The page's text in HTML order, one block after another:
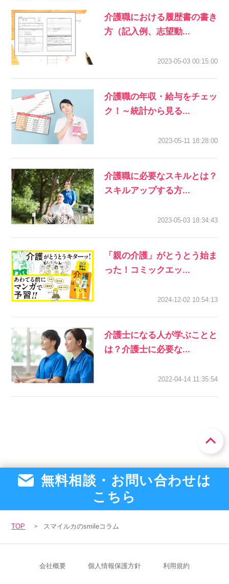
介護職における履歴書の書き
方（記入例、志望動...
2023-05-03 00:15:00
介護職の年収・給与をチェッ
ク！～統計から見る...
2023-05-11 18:28:00
介護職に必要なスキルとは？
スキルアップする方...
2023-05-03 18:34:43
「親の介護」がとうとう始ま
った！コミックエッ...
2024-12-02 10:54:13
介護士になる人が学ぶことと
は？介護士に必要な...
2022-04-14 11:35:54
無料相談・お問い合わせは
こちら
TOP スマイルカのsmileコラム
会社概要 個人情報保護方針 利用規約